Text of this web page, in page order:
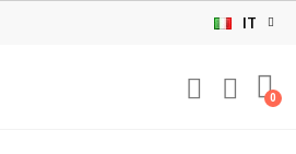
IT